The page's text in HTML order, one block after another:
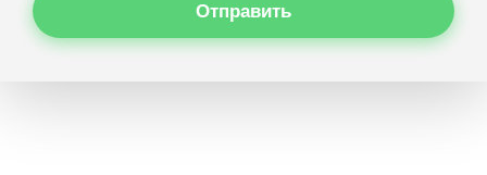
Отправить